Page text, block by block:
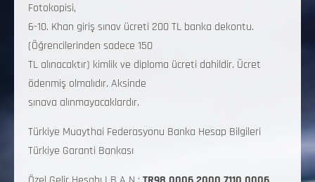
Fotokopisi,
6-10. Khan giriş sınav ücreti 200 TL banka dekontu.
(Öğrencilerinden sadece 150
TL alınacaktır) kimlik ve diploma ücreti dahildir. Ücret
ödenmiş olmalıdır. Aksinde
sınava alınmayacaklardır.
Türkiye Muaythai Federasyonu Banka Hesap Bilgileri
Türkiye Garanti Bankası